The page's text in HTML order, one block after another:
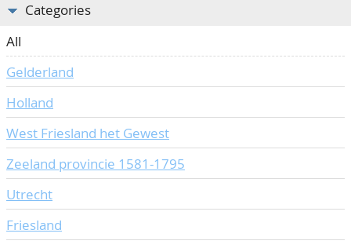
CALENDAR
ABOUT US
Our Team
80 Years NPV
CONTACT
ACCOUNT
Categories
All
Gelderland
Holland
West Friesland het Gewest
Zeeland provincie 1581-1795
Utrecht
Friesland